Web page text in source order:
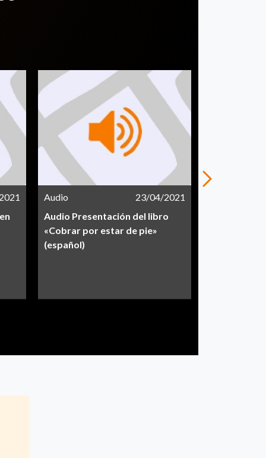
Audio
23/04/2021
Audio Presentación del libro
«Cobrar por estar de pie»
(español)